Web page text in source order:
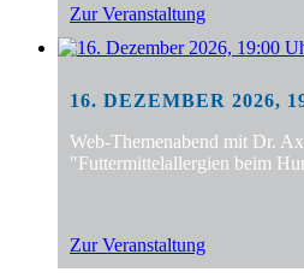
Zur Veranstaltung
16. DEZEMBER 2026,
Web-Themenabend mit Dr.
"Futtermittelallergien beim
Zur Veranstaltung